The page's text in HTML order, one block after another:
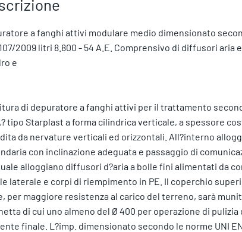
a fanghi attivi modulare medio dimensionato
2009 litri 8.800 - 54 A.E. Comprensivo di diffusori aria
e
di depuratore a fanghi attivi per il trattamento
tipo Starplast a forma cilindrica verticale, a spessore
da nervature verticali ed orizzontali. All?interno
con inclinazione adeguata e passaggio di
alloggiano diffusori d?aria a bolle fini alimentati da
laterale e corpi di riempimento in PE. Il coperchio
per maggiore resistenza al carico del terreno, sarà
di cui uno almeno del Ø 400 per operazione di
finale. L?imp. dimensionato secondo le norme UNI